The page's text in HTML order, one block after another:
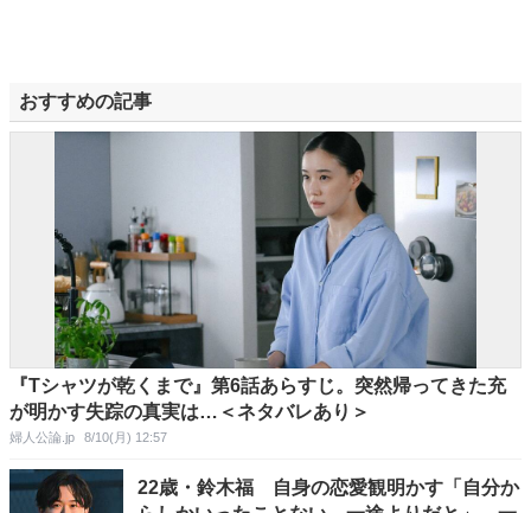
おすすめの記事
『Tシャツが乾くまで』第6話あらすじ。突然帰ってきた充
が明かす失踪の真実は…＜ネタバレあり＞
婦人公論.jp 8/10(月) 12:57
22歳・鈴木福 自身の恋愛観明かす「自分か